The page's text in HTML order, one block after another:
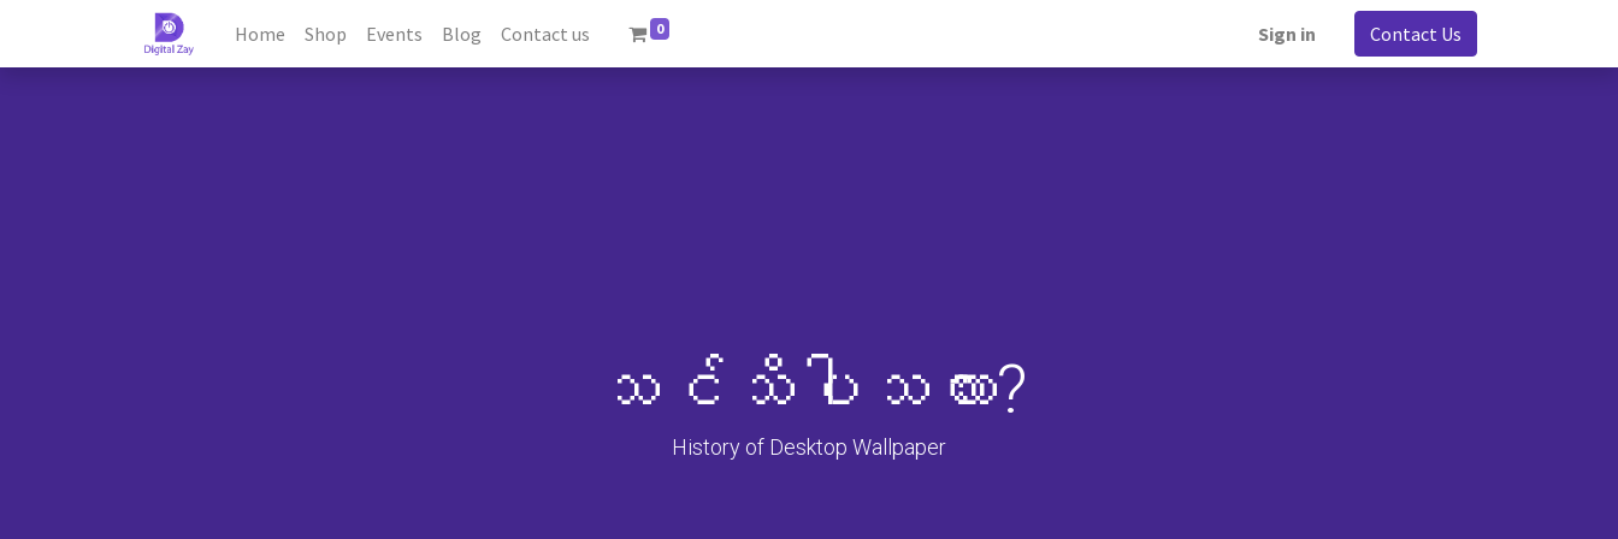
Home Shop Events Blog Contact us 0 Sign in Contact Us
သင်သိပါသလား?
History of Desktop Wallpaper